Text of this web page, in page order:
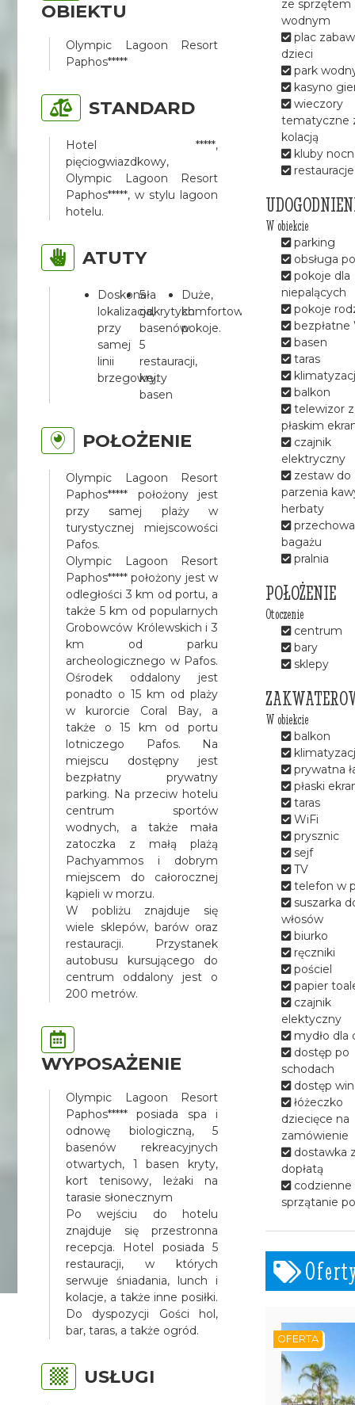
OBIEKTU
Olympic Lagoon Resort
Paphos*****
STANDARD
Hotel *****,
pięciogwiazdkowy,
Olympic Lagoon Resort
Paphos*****, w stylu lagoon
hotelu.
ATUTY
Doskonała
lokalizacja,
przy
samej
linii
brzegowej.
5
odkrytych
basenów.
5
restauracji,
kryty
basen
Duże,
komfortowe
pokoje.
POŁOŻENIE
Olympic Lagoon Resort
Paphos***** położony jest
przy samej plaży w
turystycznej miejscowości
Pafos.
Olympic Lagoon Resort
Paphos***** położony jest w
odległości 3 km od portu, a
także 5 km od popularnych
Grobowców Królewskich i 3
km od parku
archeologicznego w Pafos.
Ośrodek oddalony jest
ponadto o 15 km od plaży
w kurorcie Coral Bay, a
także o 15 km od portu
lotniczego Pafos. Na
miejscu dostępny jest
bezpłatny prywatny
parking. Na przeciw hotelu
centrum sportów
wodnych, a także mała
zatoczka z małą plażą
Pachyammos i dobrym
miejscem do całorocznej
kąpieli w morzu.
W pobliżu znajduje się
wiele sklepów, barów oraz
restauracji. Przystanek
autobusu kursującego do
centrum oddalony jest o
200 metrów.
WYPOSAŻENIE
Olympic Lagoon Resort
Paphos***** posiada spa i
odnowę biologiczną, 5
basenów rekreacyjnych
otwartych, 1 basen kryty,
kort tenisowy, leżaki na
tarasie słonecznym
Po wejściu do hotelu
znajduje się przestronna
recepcja. Hotel posiada 5
restauracji, w których
serwuje śniadania, lunch i
kolacje, a także inne posiłki.
Do dyspozycji Gości hol,
bar, taras, a także ogród.
USŁUGI
ze sprzętem
wodnym
plac
dzieci
park
kasyno
wieczory
tematyczne
kolacją
kluby
restauracje
W obiekcie
parking
obsługa
pokoje dla
niepalących
pokoje
bezpłatne
basen
taras
balkon
telewizor z
płaskim
czajnik
elektryczny
zestaw do
parzenia
herbaty
bagażu
pralnia
POŁOŻENIE
Otoczenie
centrum
bary
sklepy
W obiekcie
balkon
prywatna
płaski
taras
WiFi
prysznic
sejf
TV
telefon w
suszarka
włosów
biurko
ręczniki
pościel
papier
czajnik
elektyczny
mydło dla
dostęp po
schodach
dostęp
łóżeczko
dziecięce na
zamówienie
dostawka
dopłatą
codzienne
sprzątanie
OFERTA